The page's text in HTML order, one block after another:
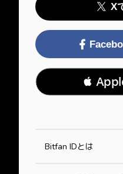
X
 Apple
Bitfan IDとは